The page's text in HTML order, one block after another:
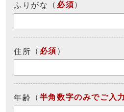
ふりがな （ 必須）
住所 （ 必須 ）
年齢 （ 半角数字のみでご入